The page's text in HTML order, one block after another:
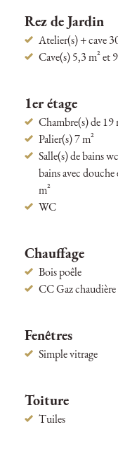
Rez de Jardin
Atelier(s) + cave
Cave(s) 5,3 m² et
1er étage
Chambre(s) de 19
Palier(s) 7 m²
Salle(s) de bains
bains avec
m²
WC
Chauffage
Bois poêle
CC Gaz chaudière
Fenêtres
Simple vitrage
Toiture
Tuiles